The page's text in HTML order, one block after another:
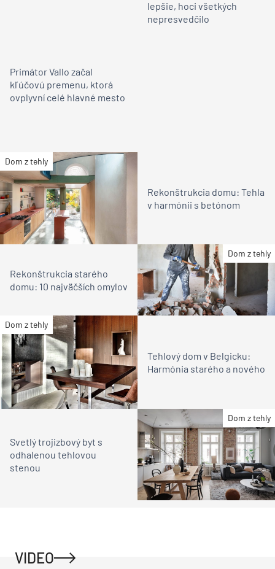
lepšie, hoci všetkých
nepresvedčilo
Primátor Vallo začal
kľúčovú premenu, ktorá
ovplyvní celé hlavné mesto
Dom z tehly
Rekonštrukcia domu: Tehla
v harmónii s betónom
Dom z tehly
Rekonštrukcia starého
domu: 10 najväčších omylov
Dom z tehly
Tehlový dom v Belgicku:
Harmónia starého a nového
Dom z tehly
Svetlý trojizbový byt s
odhalenou tehlovou
stenou
VIDEO